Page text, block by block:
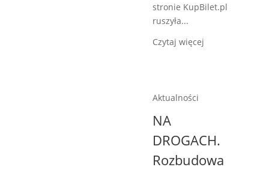
stronie KupBilet.pl
ruszyła...
Czytaj więcej
Aktualności
NA
DROGACH.
Rozbudowa